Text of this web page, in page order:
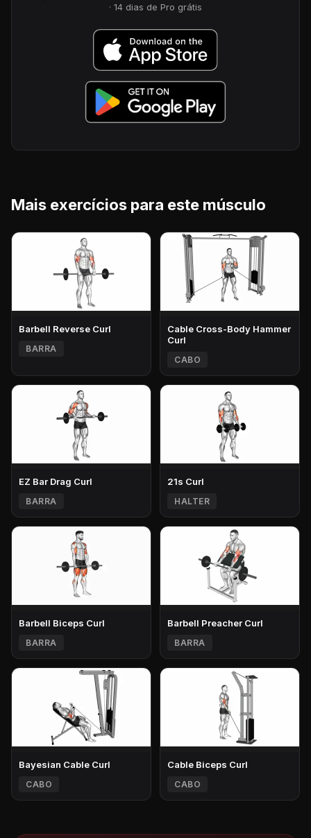
· 14 dias de Pro grátis
Mais exercícios para este músculo
Barbell Reverse Curl
BARRA
Cable Cross-Body Hammer
Curl
CABO
EZ Bar Drag Curl
BARRA
21s Curl
HALTER
Barbell Biceps Curl
BARRA
Barbell Preacher Curl
BARRA
Bayesian Cable Curl
CABO
Cable Biceps Curl
CABO